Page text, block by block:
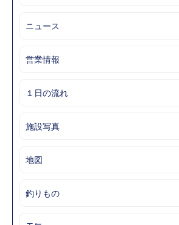
ニュース
営業情報
１日の流れ
施設写真
地図
釣りもの